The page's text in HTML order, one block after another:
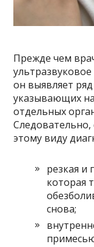
Прежде чем
он выявляет
указывающих
отдельных
этому виду
резкая и
которая
снова;